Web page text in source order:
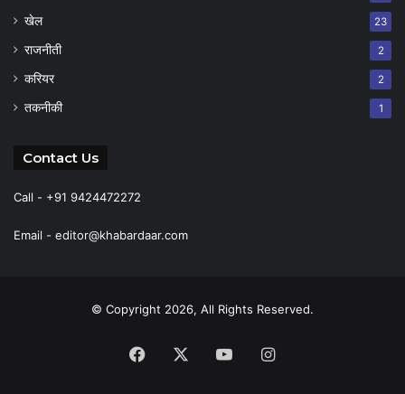
खेल 23
राजनीती 2
करियर 2
तकनीकी 1
Contact Us
Call - +91 9424472272
Email - editor@khabardaar.com
© Copyright 2026, All Rights Reserved.
Facebook YouTubeInstagram